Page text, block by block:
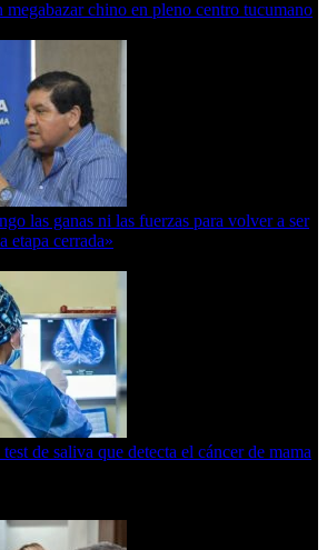
chino en pleno centro tucumano
las ganas ni las fuerzas para volver a ser
etapa cerrada»
de saliva que detecta el cáncer de mama